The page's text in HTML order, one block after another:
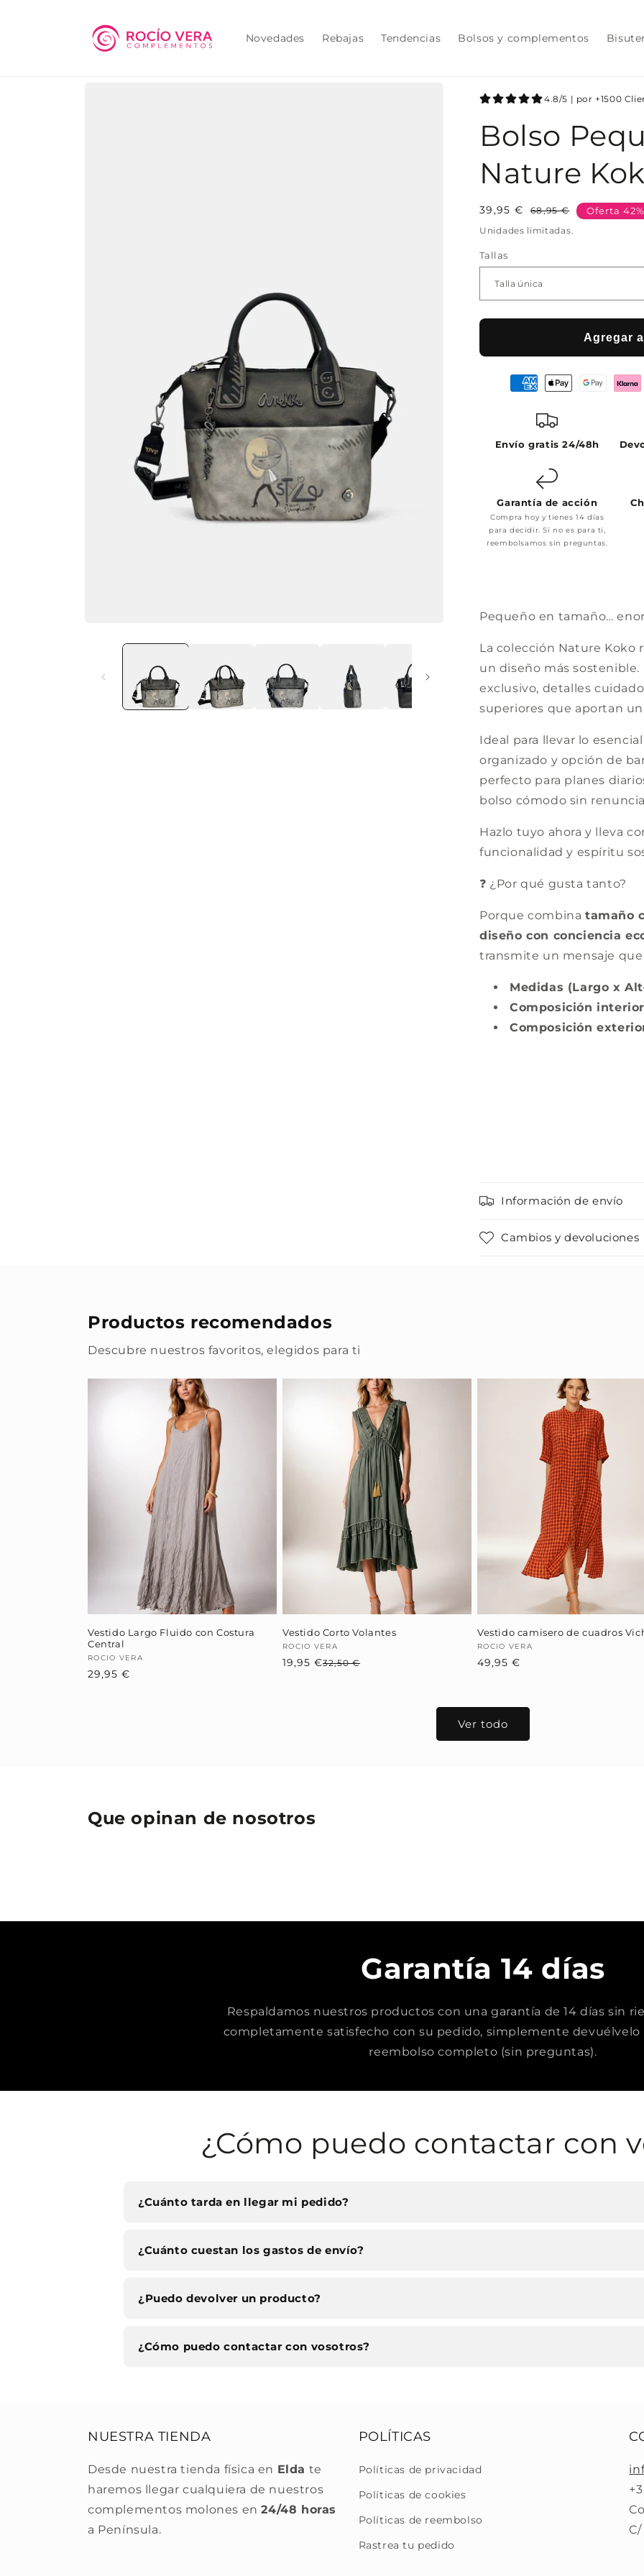
Novedades Rebajas Tendencias Bolsos y complementos
4.8/5 | por +1500
Bolso
Nature
Precio
68,95 €
Precio
39,95 € Oferta 42%
Unidades limitadas.
Tallas
Agregar
Envío gratis 24/48h
Garantía de acción
Compra hoy y tienes 14 días
para decidir. Si no es para ti,
reembolsamos sin preguntas.
Pequeño en tamaño…
La colección Nature Koko
un diseño más
exclusivo, detalles
superiores que aportan
Ideal para llevar lo
organizado y opción de
perfecto para planes
bolso cómodo sin
Hazlo tuyo ahora y lleva
funcionalidad y espíritu
❓ ¿Por qué gusta tanto?
Porque combina tamaño
diseño con conciencia
transmite un mensaje
Medidas (Largo x
Composición
Composición
Información de envío
Cambios y devoluciones
Productos recomendados
Descubre nuestros favoritos, elegidos para ti
Vestido Largo Fluido con Costura
Central
Proveedor:
ROCIO VERA
Precio
29,95 €
Vestido Corto Volantes
Proveedor:
ROCIO VERA
32,50 €
19,95 €
Vestido camisero de cuadros
Proveedor:
ROCIO VERA
Precio
49,95 €
Ver todo
Que opinan de nosotros
Garantía 14 días
Respaldamos nuestros productos con una garantía de 14 días sin
completamente satisfecho con su pedido, simplemente devuélvelo
reembolso completo (sin preguntas).
¿Cómo puedo contactar con
¿Cuánto tarda en llegar mi pedido?
¿Cuánto cuestan los gastos de envío?
¿Puedo devolver un producto?
¿Cómo puedo contactar con vosotros?
NUESTRA TIENDA
Desde nuestra tienda física en Elda te
haremos llegar cualquiera de nuestros
complementos molones en24/48 horas
a Península.
POLÍTICAS
Políticas de privacidad
Políticas de cookies
Políticas de reembolso
Rastrea tu pedido